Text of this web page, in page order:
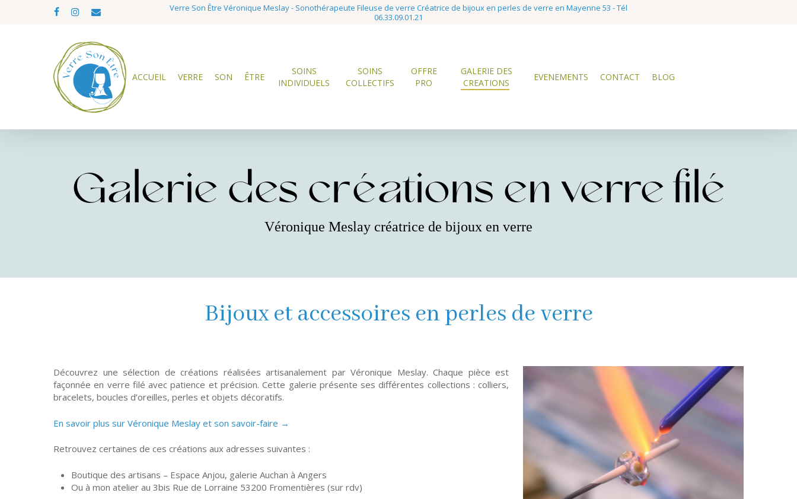
facebookinstagram
email
Verre Son Être Véronique Meslay - Sonothérapeute Fileuse de verre Créatrice de bijoux en perles de verre en Mayenne 53 - Tél
06.33.09.01.21
ACCUEIL VERRE SON ÊTRE
SOINS
INDIVIDUELS
SOINS
COLLECTIFS
OFFRE
PRO
GALERIE DES
CREATIONS
EVENEMENTS CONTACT BLOG
Galerie des créations en verre filé
Véronique Meslay créatrice de bijoux en verre
Bijoux et accessoires en perles de verre
Découvrez une sélection de créations réalisées artisanalement par Véronique Meslay. Chaque pièce est
façonnée en verre filé avec patience et précision. Cette galerie présente ses différentes collections : colliers,
bracelets, boucles d’oreilles, perles et objets décoratifs.
En savoir plus sur Véronique Meslay et son savoir-faire →
Retrouvez certaines de ces créations aux adresses suivantes :
Boutique des artisans – Espace Anjou, galerie Auchan à Angers
Ou à mon atelier au 3bis Rue de Lorraine 53200 Fromentières (sur rdv)